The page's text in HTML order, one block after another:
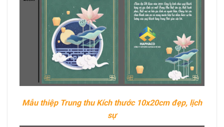
Mẫu thiệp Trung thu Kích thước 10x20cm đẹp, lịch
sự